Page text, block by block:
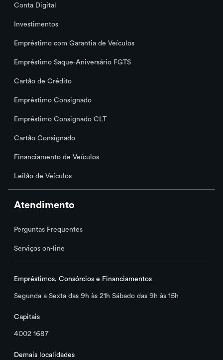
O que é o Seguro de Vida INSS? É
obrigatório? Como contratar?
Conta Digital
Investimentos
Empréstimo com Garantia de Veículos
Empréstimo Saque-Aniversário FGTS
Cartão de Crédito
Empréstimo Consignado
Empréstimo Consignado CLT
Cartão Consignado
Financiamento de Veículos
Leilão de Veículos
Atendimento
Perguntas Frequentes
Serviços on-line
Empréstimos, Consórcios e Financiamentos
Segunda a Sexta das 9h às 21h Sábado das 9h às 15h
Capitais
4002 1687
Demais localidades